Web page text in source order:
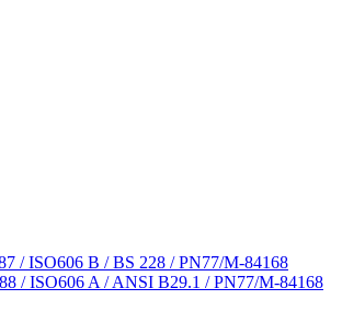
/ ISO606 B / BS 228 / PN77/M-84168
/ ISO606 A / ANSI B29.1 / PN77/M-84168